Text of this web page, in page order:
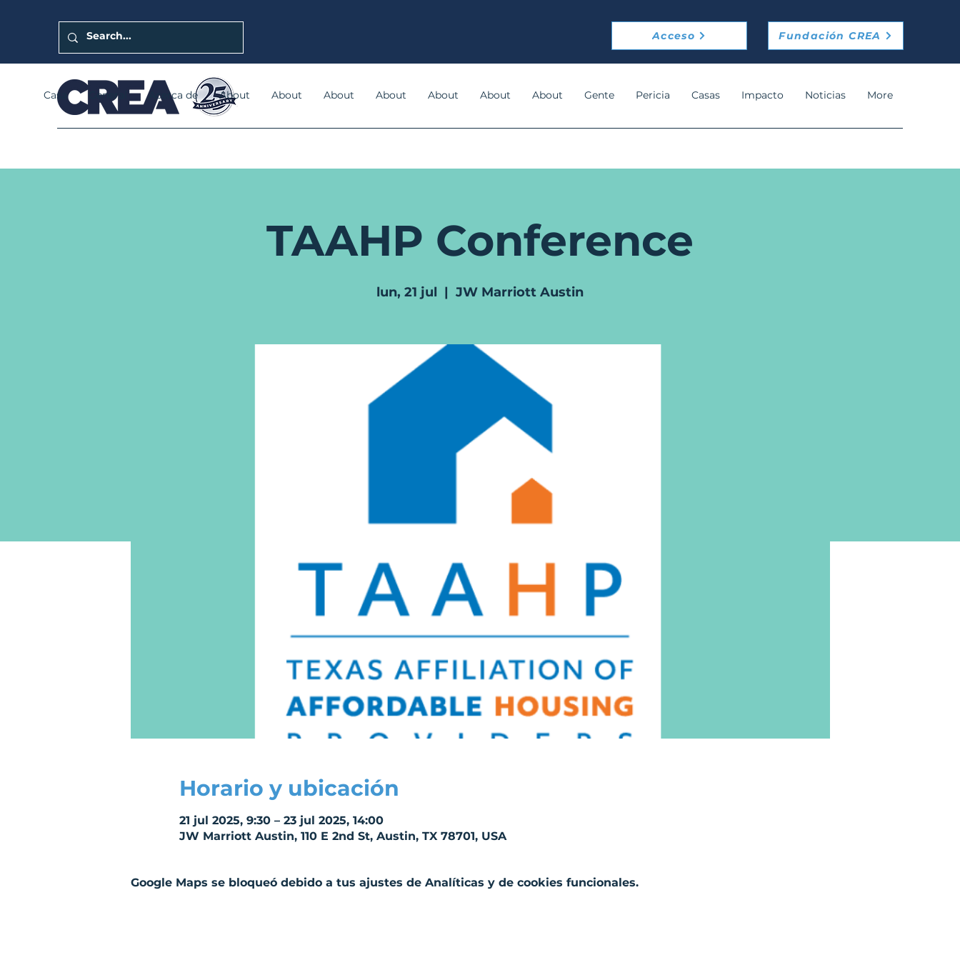
Acceso Fundación CREA
Casa General Acerca de About About About About About About About Gente Pericia Casas Impacto Noticias More
TAAHP Conference
lun, 21 jul
  |
JW Marriott Austin
Horario y ubicación
21 jul 2025, 9:30 – 23 jul 2025, 14:00
JW Marriott Austin, 110 E 2nd St, Austin, TX 78701, USA
Google Maps se bloqueó debido a tus ajustes de Analíticas y de cookies funcionales.